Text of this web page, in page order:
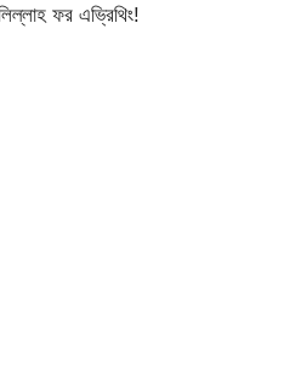
ফর এভ্রিথিং!